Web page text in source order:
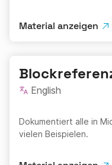
Material anzeigen
English
Dokumentiert alle in
vielen Beispielen.